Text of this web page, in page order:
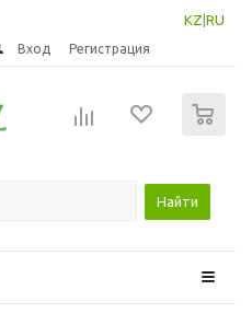
KZ RU
Вход Регистрация
Найти